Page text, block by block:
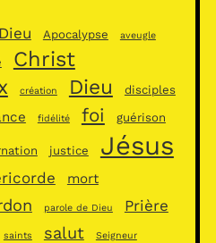
Apocalypse aveugle
Christ
création Dieu disciples
fidélité foi guérison
justice Jésus
mort
parole de Dieu Prière
saints salut Seigneur